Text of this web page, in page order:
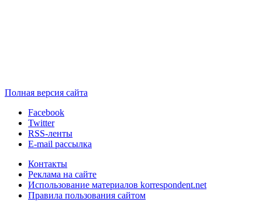
Полная версия сайта
Facebook
Twitter
RSS-ленты
E-mail рассылка
Контакты
Реклама на сайте
Использование материалов korrespondent.net
Правила пользования сайтом